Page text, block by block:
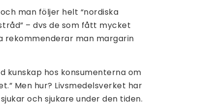
man följer helt “nordiska
– dvs de som fått mycket
rekommenderar man margarin
kunskap hos konsumenterna om
Men hur? Livsmedelsverket har
och sjukare under den tiden.